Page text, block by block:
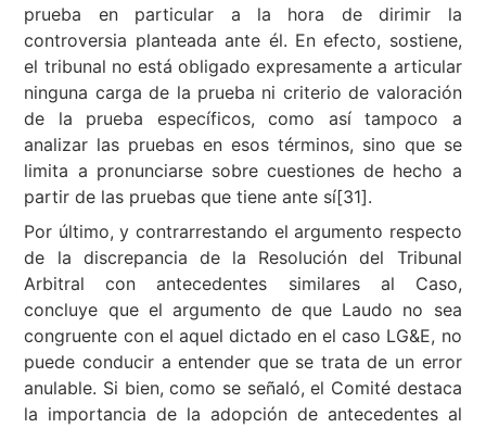
prueba en particular a la hora de dirimir la
controversia planteada ante él. En efecto, sostiene,
el tribunal no está obligado expresamente a articular
ninguna carga de la prueba ni criterio de valoración
de la prueba específicos, como así tampoco a
analizar las pruebas en esos términos, sino que se
limita a pronunciarse sobre cuestiones de hecho a
partir de las pruebas que tiene ante sí[31].
Por último, y contrarrestando el argumento respecto
de la discrepancia de la Resolución del Tribunal
Arbitral con antecedentes similares al Caso,
concluye que el argumento de que Laudo no sea
congruente con el aquel dictado en el caso LG&E, no
puede conducir a entender que se trata de un error
anulable. Si bien, como se señaló, el Comité destaca
la importancia de la adopción de antecedentes al